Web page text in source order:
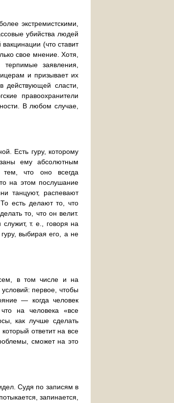
экстремистскими,
убийства людей
(что ставит
свое мнение. Хотя,
заявления,
и призывает их
действующей сласти,
правоохранители
В любом случае,
Есть гуру, которому
ему абсолютным
тем, что оно всегда
на этом послушание
танцуют, распевают
есть делают то, что
то, что он велит.
т. е., говоря на
выбирая его, а не
в том числе и на
первое, чтобы
— когда человек
на человека «все
как лучше сделать
ответит на все
сможет на это
Судя по записям в
запинается,